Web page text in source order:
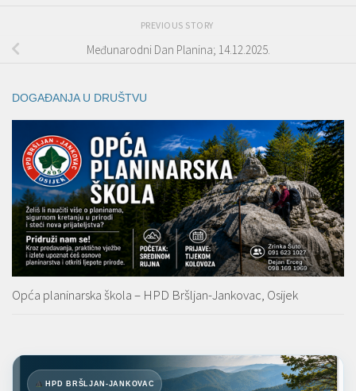
PREVIOUS STORY
Međunarodni Dan Planina; 14.12.2025.
DOGAĐANJA U DRUŠTVU
Opća planinarska škola – HPD Bršljan-Jankovac, Osijek
HPD BRŠLJAN-JANKOVAC